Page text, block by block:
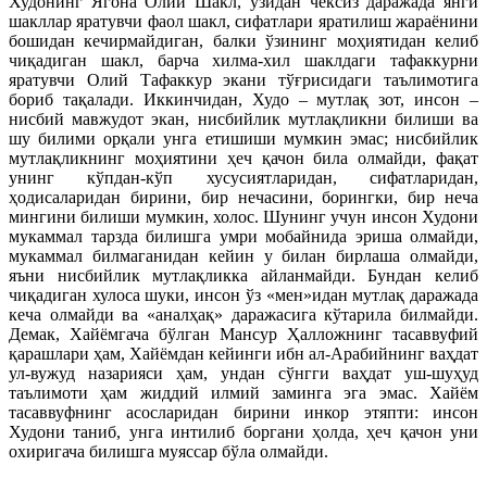
шакллар яратувчи фаол шакл, сифатлари яратилиш жараёнини
бошидан кечирмайдиган, балки ўзининг моҳиятидан келиб
чиқадиган шакл, барча хилма-хил шаклдаги тафаккурни
яратувчи Олий Тафаккур экани тўғрисидаги таълимотига
бориб тақалади. Иккинчидан, Худо – мутлақ зот, инсон –
нисбий мавжудот экан, нисбийлик мутлақликни билиши ва
шу билими орқали унга етишиши мумкин эмас; нисбийлик
мутлақликнинг моҳиятини ҳеч қачон била олмайди, фақат
унинг кўпдан-кўп хусусиятларидан, сифатларидан,
ҳодисаларидан бирини, бир нечасини, борингки, бир неча
мингини билиши мумкин, холос. Шунинг учун инсон Худони
мукаммал тарзда билишга умри мобайнида эриша олмайди,
мукаммал билмаганидан кейин у билан бирлаша олмайди,
яъни нисбийлик мутлақликка айланмайди. Бундан келиб
чиқадиган хулоса шуки, инсон ўз «мен»идан мутлақ даражада
кеча олмайди ва «аналҳақ» даражасига кўтарила билмайди.
Демак, Хайёмгача бўлган Мансур Ҳалложнинг тасаввуфий
қарашлари ҳам, Хайёмдан кейинги ибн ал-Арабийнинг ваҳдат
ул-вужуд назарияси ҳам, ундан сўнгги ваҳдат уш-шуҳуд
таълимоти ҳам жиддий илмий заминга эга эмас. Хайём
тасаввуфнинг асосларидан бирини инкор этяпти: инсон
Худони таниб, унга интилиб боргани ҳолда, ҳеч қачон уни
охиригача билишга муяссар бўла олмайди.